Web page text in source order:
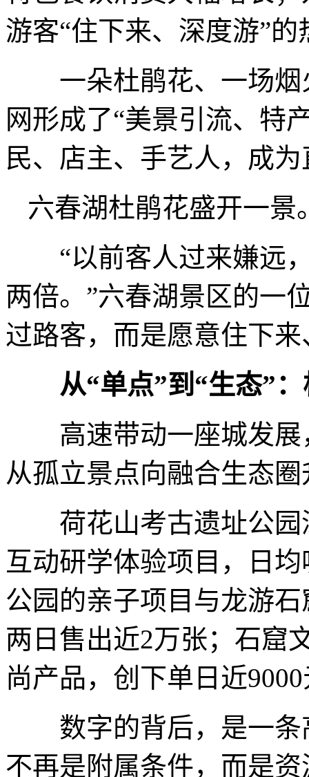
游客“住下来、深度游”的
一朵杜鹃花、一场烟
网形成了“美景引流、特
民、店主、手艺人，成
六春湖杜鹃花盛开一景
“以前客人过来嫌远，
两倍。”六春湖景区的一
过路客，而是愿意住下
从“单点”到“生态”
高速带动一座城发展
从孤立景点向融合生态
荷花山考古遗址公园
互动研学体验项目，日
公园的亲子项目与龙游
两日售出近2万张；石窟
尚产品，创下单日近
数字的背后，是一条
不再是附属条件，而是